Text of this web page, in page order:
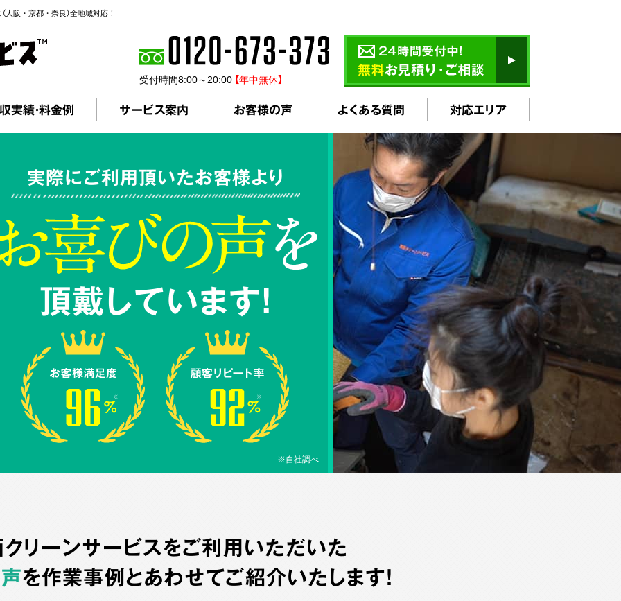
阪・京都・奈良）全地域対応！
受付時間8:00～20:00 【年中無休】
実績・料金例 サービス案内 お客様の声 よくある質問 対応エリア
実際にご利用頂いたお客様より
頂戴しています!
※自社調べ
リーンサービスをご利用いただいた
を作業事例とあわせてご紹介いたします！